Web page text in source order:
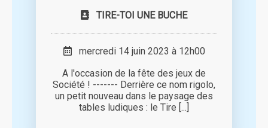
TIRE-TOI UNE BUCHE
mercredi 14 juin 2023 à 12h00
A l'occasion de la fête des jeux de
Société ! ------- Derrière ce nom rigolo,
un petit nouveau dans le paysage des
tables ludiques : le Tire [...]